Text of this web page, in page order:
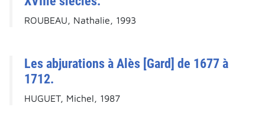
ROUBEAU, Nathalie, 1993
Les abjurations à Alès [Gard] de 1677 à
1712.
HUGUET, Michel, 1987